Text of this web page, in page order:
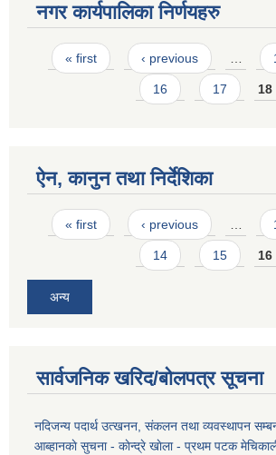
नगर कार्यपालिका निर्णयहरु
Pages
« first ‹ previous …
16 17 18
ऐन, कानुन तथा निर्देशिका
Pages
« first ‹ previous
14 15 16
अन्य
सार्वजनिक खरिद/बोलपत्र सूचना
नदिजन्य पदार्थ उत्खनन, संकलन तथा व्यवस्थापन
आब्हानकाे सुचना - काेन्द्रे खाेला - प्रथम पटक